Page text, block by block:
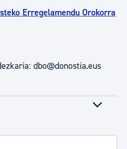
Erregelamendu Orokorra
dbo@donostia.eus